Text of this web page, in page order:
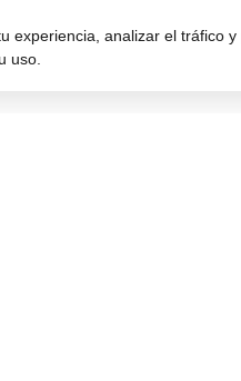
experiencia, analizar el tráfico
uso.